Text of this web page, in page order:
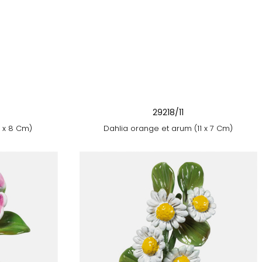
x 8 Cm)
29218/11
Dahlia orange et arum (11 x 7 Cm)